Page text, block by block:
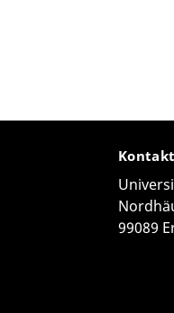
Kontakt
99089